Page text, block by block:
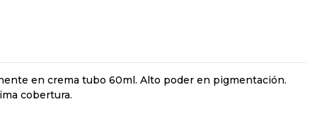
en crema tubo 60ml. Alto poder en pigmentación.
cobertura.